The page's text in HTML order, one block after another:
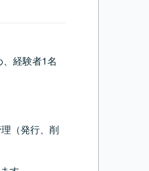
経験者1名
（発行、削